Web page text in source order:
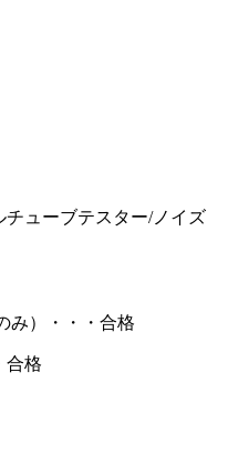
ューブテスター/ノイズ
み）・・・合格
合格